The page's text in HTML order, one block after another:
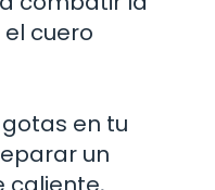
cuero
en tu
un